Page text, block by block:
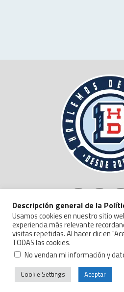
Copyright © 2024 Hablemos de Beisbol.
Descripción general de la
Usamos cookies en nuestro sitio
experiencia más relevante
visitas repetidas. Al hacer clic en
TODAS las cookies.
No vendan mi información y
Cookie Settings Aceptar